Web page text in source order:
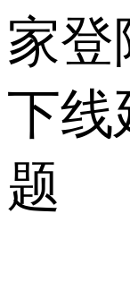
家登
下线
题